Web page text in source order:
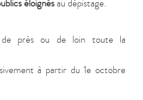
éloignésau dépistage.
près ou de loin toute la
à partir du 1e octobre